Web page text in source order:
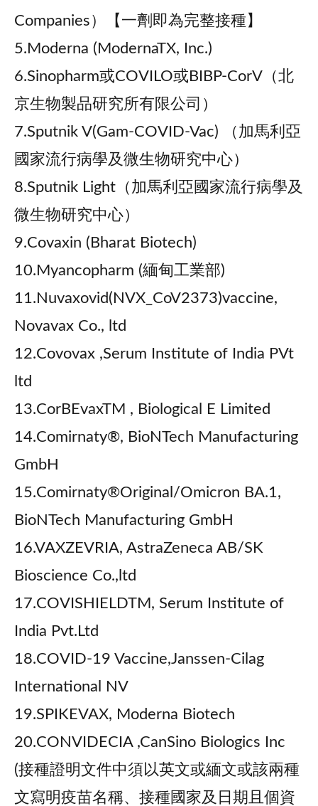
Companies）【一劑即為完整接種】
5.Moderna (ModernaTX, Inc.)
6.Sinopharm或COVILO或BIBP-CorV（北
京生物製品研究所有限公司）
7.Sputnik V(Gam-COVID-Vac) （加馬利亞
國家流行病學及微生物研究中心）
8.Sputnik Light（加馬利亞國家流行病學及
微生物研究中心）
9.Covaxin (Bharat Biotech)
10.Myancopharm (緬甸工業部)
11.Nuvaxovid(NVX_CoV2373)vaccine,
Novavax Co., ltd
12.Covovax ,Serum Institute of India PVt
ltd
13.CorBEvaxTM , Biological E Limited
14.Comirnaty®, BioNTech Manufacturing
GmbH
15.Comirnaty®Original/Omicron BA.1,
BioNTech Manufacturing GmbH
16.VAXZEVRIA, AstraZeneca AB/SK
Bioscience Co.,ltd
17.COVISHIELDTM, Serum Institute of
India Pvt.Ltd
18.COVID-19 Vaccine,Janssen-Cilag
International NV
19.SPIKEVAX, Moderna Biotech
20.CONVIDECIA ,CanSino Biologics Inc
(接種證明文件中須以英文或緬文或該兩種
文寫明疫苗名稱、接種國家及日期且個資